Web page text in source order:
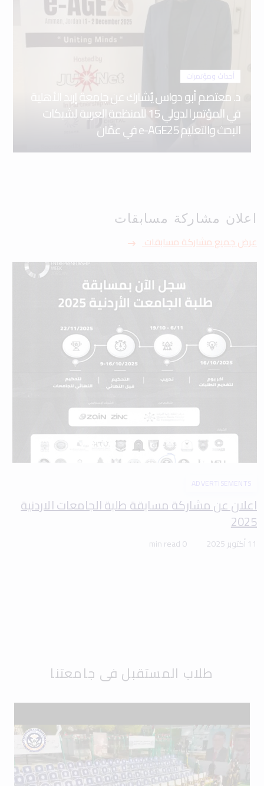
أحداث ومؤتمرات
د. معتصم أبو دواس يُشارك عن جامعة إربد الأهلية
في المؤتمر الدولي 15 للمنظمة العربية لشبكات
البحث والتعليم e-AGE25 في عمّان
اعلان مشاركة مسابقات
عرض جميع مشاركة مسابقات
ADVERTISEMENTS
اعلان عن مشاركة مسابقة طلبة الجامعات الاردنية
2025
11 أكتوبر 2025 0 min read
طلاب المستقبل في جامعتنا